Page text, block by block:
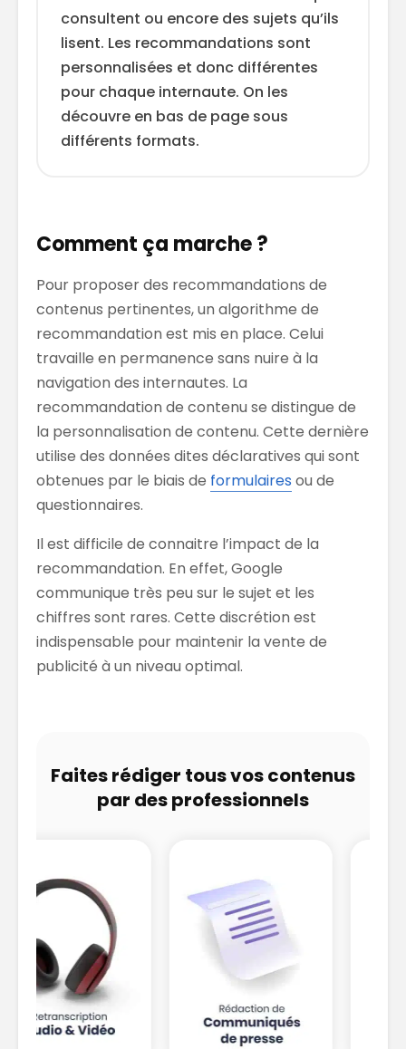
consultent ou encore des sujets qu’ils
lisent. Les recommandations sont
personnalisées et donc différentes
pour chaque internaute. On les
découvre en bas de page sous
différents formats.
Comment ça marche ?
Pour proposer des recommandations de
contenus pertinentes, un algorithme de
recommandation est mis en place. Celui
travaille en permanence sans nuire à la
navigation des internautes. La
recommandation de contenu se distingue de
la personnalisation de contenu. Cette dernière
utilise des données dites déclaratives qui sont
obtenues par le biais de formulaires ou de
questionnaires.
Il est difficile de connaitre l’impact de la
recommandation. En effet, Google
communique très peu sur le sujet et les
chiffres sont rares. Cette discrétion est
indispensable pour maintenir la vente de
publicité à un niveau optimal.
Faites rédiger tous vos contenus
par des professionnels